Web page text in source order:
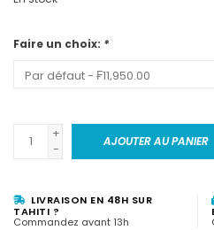
Faire un choix: *
+
-
AJOUTER AU PANIER
LIVRAISON EN 48H SUR
TAHITI ?
Commandez avant 13h